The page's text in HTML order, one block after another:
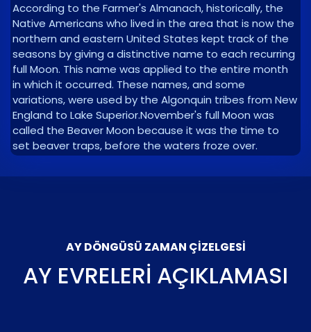
According to the Farmer's Almanach, historically, the
Native Americans who lived in the area that is now the
northern and eastern United States kept track of the
seasons by giving a distinctive name to each recurring
full Moon. This name was applied to the entire month
in which it occurred. These names, and some
variations, were used by the Algonquin tribes from New
England to Lake Superior.November's full Moon was
called the Beaver Moon because it was the time to
set beaver traps, before the waters froze over.
AY DÖNGÜSÜ ZAMAN ÇIZELGESI
AY EVRELERI AÇIKLAMASI